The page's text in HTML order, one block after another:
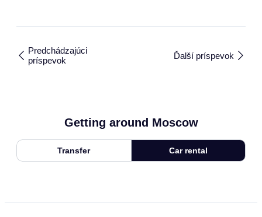
Predchádzajúci
príspevok
Ďalší príspevok
Getting around Moscow
Transfer Car rental